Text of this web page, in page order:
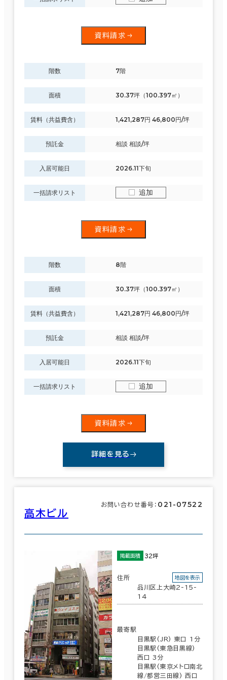
資料請求
階数 7階
面積 30.37坪（100.397㎡）
賃料（共益費含） 1,421,287円 46,800円/坪
預託金 相談 相談/坪
入居可能日 2026.11下旬
一括請求リスト 追加
資料請求
階数 8階
面積 30.37坪（100.397㎡）
賃料（共益費含） 1,421,287円 46,800円/坪
預託金 相談 相談/坪
入居可能日 2026.11下旬
一括請求リスト 追加
資料請求
詳細を見る
高木ビル
お問い合わせ番号： 021-07522
掲載面積 32坪
住所
品川区上大崎2-15-
14
地図を表示
最寄駅
目黒駅(JR) 東口 1分
目黒駅(東急目黒線)
西口 3分
目黒駅(東京メトロ南北
線/都営三田線) 西口